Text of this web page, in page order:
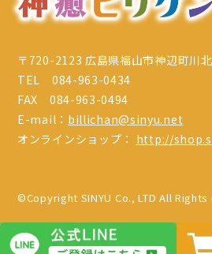
〒720-2123 広島県福山市神辺町川
TEL 084-963-0434
FAX 084-963-0494
E-mail： billichan@sinyu.net
オンラインショップ： http://
©Copyright SINYU Co., LTD All